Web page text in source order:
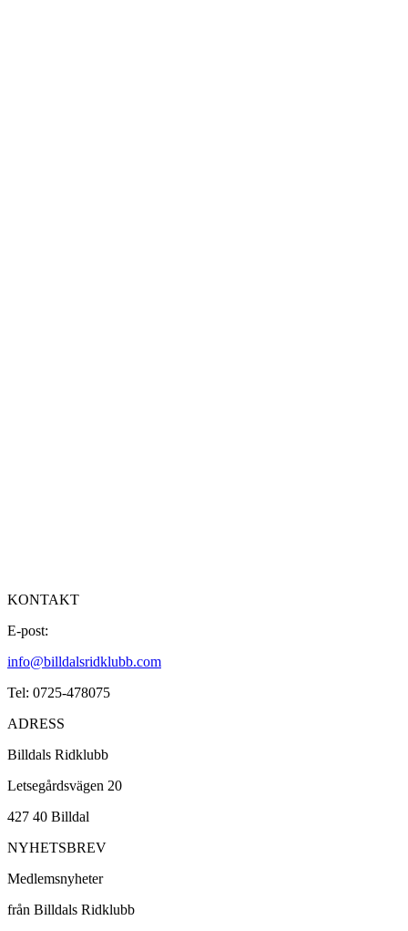
KONTAKT
E-post:
info@billdalsridklubb.com
Tel: 0725-478075
ADRESS
Billdals Ridklubb
Letsegårdsvägen 20
427 40 Billdal
NYHETSBREV
Medlemsnyheter
från Billdals Ridklubb